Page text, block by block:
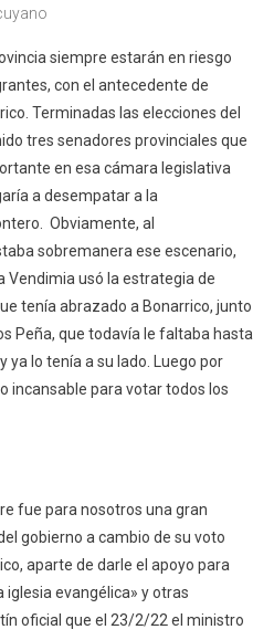
siempre estarán en riesgo
con el antecedente de
Terminadas las elecciones del
tres senadores provinciales que
en esa cámara legislativa
a desempatar a la
Obviamente, al
sobremanera ese escenario,
Vendimia usó la estrategia de
tenía abrazado a Bonarrico, junto
Peña, que todavía le faltaba hasta
ya lo tenía a su lado. Luego por
incansable para votar todos los
fue para nosotros una gran
gobierno a cambio de su voto
aparte de darle el apoyo para
iglesia evangélica» y otras
oficial que el 23/2/22 el ministro